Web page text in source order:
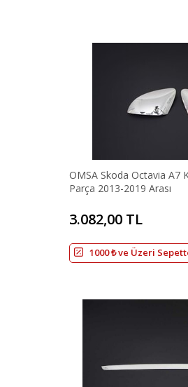
OMSA Skoda Octavia A7
Parça 2013-2019 Arası
3.082,00 TL
1000 ₺ ve Üzeri